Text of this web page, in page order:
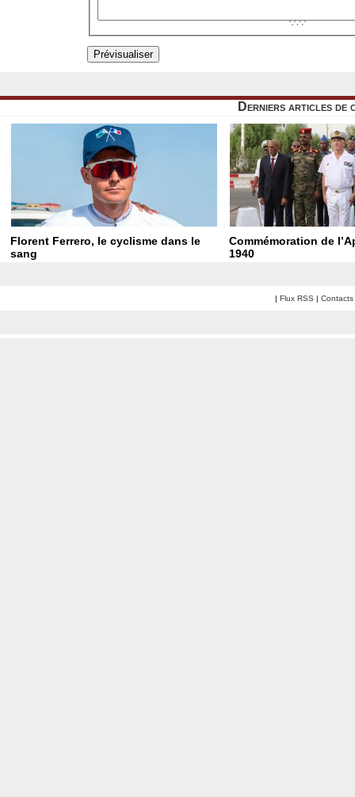
Derniers articles de
Florent Ferrero, le cyclisme dans le
sang
Commémoration de
1940
| Flux RSS | Contacts